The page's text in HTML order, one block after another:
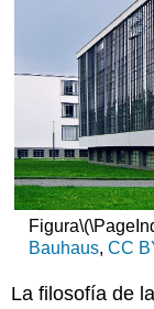
Figura
Bauhaus, CC
La filosofía de